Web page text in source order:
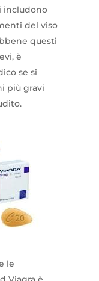
includono
del viso
questi
è
se si
più gravi
le